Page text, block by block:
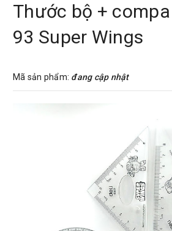
Thước bộ +
93 Super Wings
Mã sản phẩm: đang cập nhật